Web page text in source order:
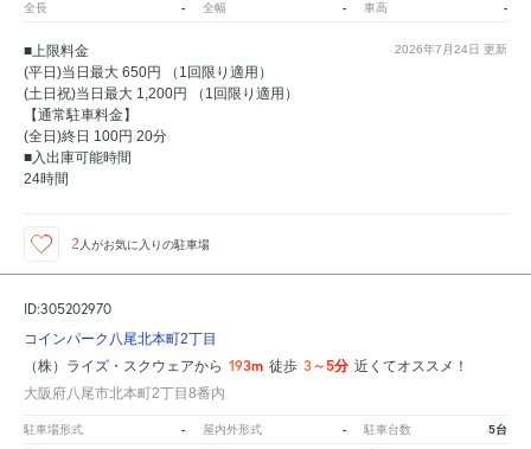
全長 - 全幅 - 車高 -
2026年7月24日 更新
■上限料金
(平日)当日最大 650円 （1回限り適用）
(土日祝)当日最大 1,200円 （1回限り適用）
【通常駐車料金】
(全日)終日 100円 20分
■入出庫可能時間
24時間
2 人がお気に入りの駐車場
ID:305202970
コインパーク八尾北本町2丁目
（株）ライズ・スクウェアから 193m 徒歩 3～5分 近くてオススメ！
大阪府八尾市北本町2丁目8番内
駐車場形式 - 屋内外形式 - 駐車台数 5台